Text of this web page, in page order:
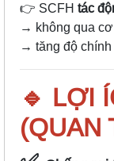
👉 SCFH tác
→ không qua
→ tăng độ chính
🔹 LỢI
(QUAN